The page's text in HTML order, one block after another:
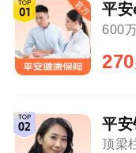
平安
600
270
平安